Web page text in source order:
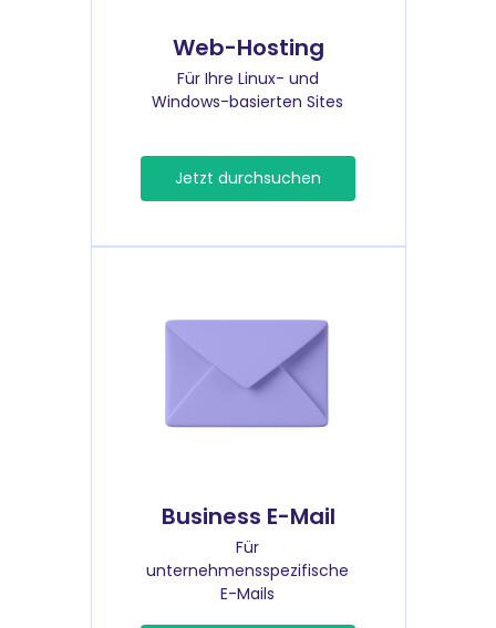
Web-Hosting
Für Ihre Linux- und
Windows-basierten Sites
Jetzt durchsuchen
Business E-Mail
Für
unternehmensspezifische
E-Mails